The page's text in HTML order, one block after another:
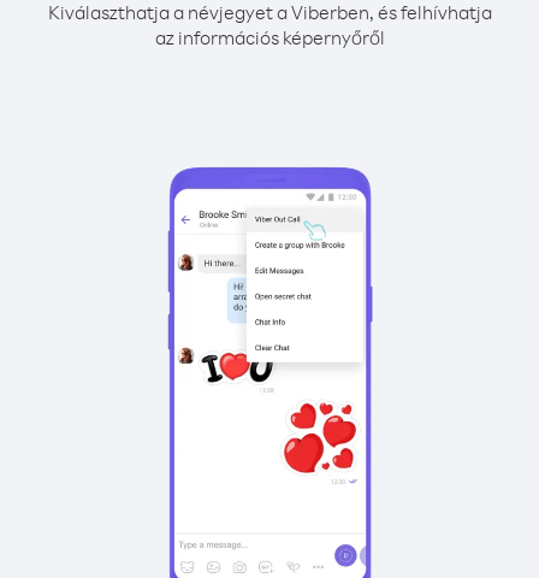
Kiválaszthatja a névjegyet a Viberben, és felhívhatja
az információs képernyőről